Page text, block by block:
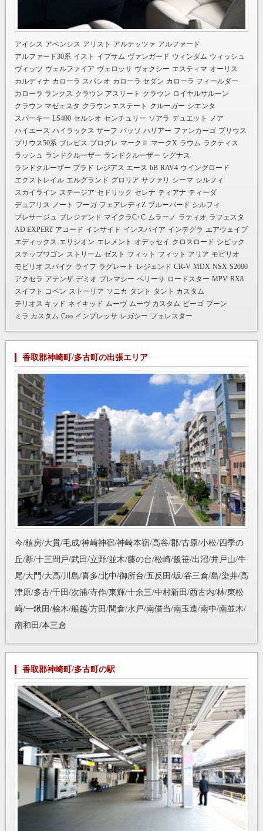
アイシス アベンシス アリスト アルテッツァ アルファード
アルファード30系 イスト イプサム ヴァンガード ウィンダム ウィッシュ
ヴィッツ ヴェルファイア ヴェロッサ ヴォクシー エスティマ オーリス
カルディナ カローラ スパシオ カローラ セダン カローラ フィールダー
カローラ ランクス クラウン アスリート クラウン ロイヤルサルーン
クラウン マゼェスタ クラウン エステート クルーガー シエンタ
スパーキー LS400 セルシオ センチュリー ソアラ デュエット
ノア
ハイエース ハイラックス サーフ パッソ ハリアー ファンカーゴ プリウス
プリウス50系 ブレビス プログレ マークⅡ マークX ラウム ラクティス
ラッシュ ランドクルーザー ランドクルーザー シグナス
ランドクルーザー プラド レジアス エース bB RAV4 ウイングロード
エクストレイル エルグランド グロリア サファリ シーマ シルフィ
スカイライン ステージア セドリック セレナ ティアナ ティーダ
デュアリス ノート フーガ フェアレディZ ブルーバード シルフィ
プレサージュ プレジデンド マイクラC+C ムラーノ ラティオ ラフェスタ
AD EXPERT アコード インサイト インスパイア インテグラ エアウェイブ
エディックス エリシオン エレメント オデッセイ クロスロード シビック
ステップワゴン ストリーム ゼスト フィット フィット アリア モビリオ
モビリオ スパイク ライフ ラグレート レジェンド CR-V MDX NSX S2000
アクセラ アテンザ デミオ プレマシー ベリーサ ロードスター MPV RX8
スイフト コペン ストーリア ソニカ タント タント カスタム
テリオス キッド ネイキッド ムーヴ ムーヴ カスタム ビーゴ ブーン
ミラ カスタム Coo インプレッサ レガシー フォレスター
香取郡神崎町/多古町の出張エリア
今/植房/大貫/毛成/神崎神宿/神崎本宿/高谷/郡/古原/小松/四季の
丘/新/十三間戸/武田/立野/並木/藤の台/松崎/飯笹/出沼/井戸山/牛
尾/大門/大高/川島/喜多/北中/御所台/五反田/坂/谷三倉/島/染井/高
津原/多古/千田/次浦/寺作/東輝/十余三/中村新田/西古内/林/東松
崎/一鍬田/桧木/船越/方田/間倉/水戸/南借当/南玉造/南中/南並木/
南和田/本三倉
香取郡神崎町/多古町の駅